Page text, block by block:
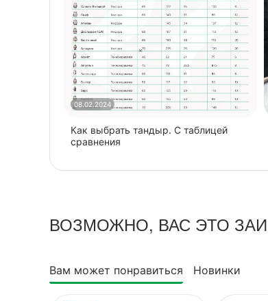
08.02.2024
Как выбрать тандыр. С таблицей
сравнения
ВОЗМОЖНО, ВАС ЭТО
Вам может понравиться Новинки